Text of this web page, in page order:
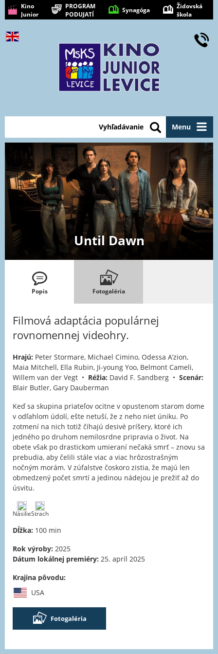
Kino
Junior
PROGRAM
PODUJATÍ
Synagóga
Židovská
škola
Menu
Vyhľadávanie
Until Dawn
Popis Fotogaléria
Filmová adaptácia populárnej
rovnomennej videohry.
Hrajú: Peter Stormare, Michael Cimino, Odessa A’zion,
Maia Mitchell, Ella Rubin, Ji-young Yoo, Belmont Cameli,
Willem van der Vegt • Réžia: David F. Sandberg • Scenár:
Blair Butler, Gary Dauberman
Keď sa skupina priateľov ocitne v opustenom starom dome
v odľahlom údolí, ešte netuší, že z neho niet úniku. Po
zotmení na nich totiž číhajú desivé príšery, ktoré ich
jedného po druhom nemilosrdne pripravia o život. Na
obete však po drastickom umieraní nečaká smrť – znovu sa
prebudia, aby čelili stále viac a viac hrôzostrašným
nočným morám. V zúfalstve čoskoro zistia, že majú len
obmedzený počet smrtí a jedinou nádejou je prežiť až do
úsvitu.
NásilieStrach
Dĺžka: 100 min
Rok výroby: 2025
Dátum lokálnej premiéry: 25. apríl 2025
Krajina pôvodu:
USA
Fotogaléria